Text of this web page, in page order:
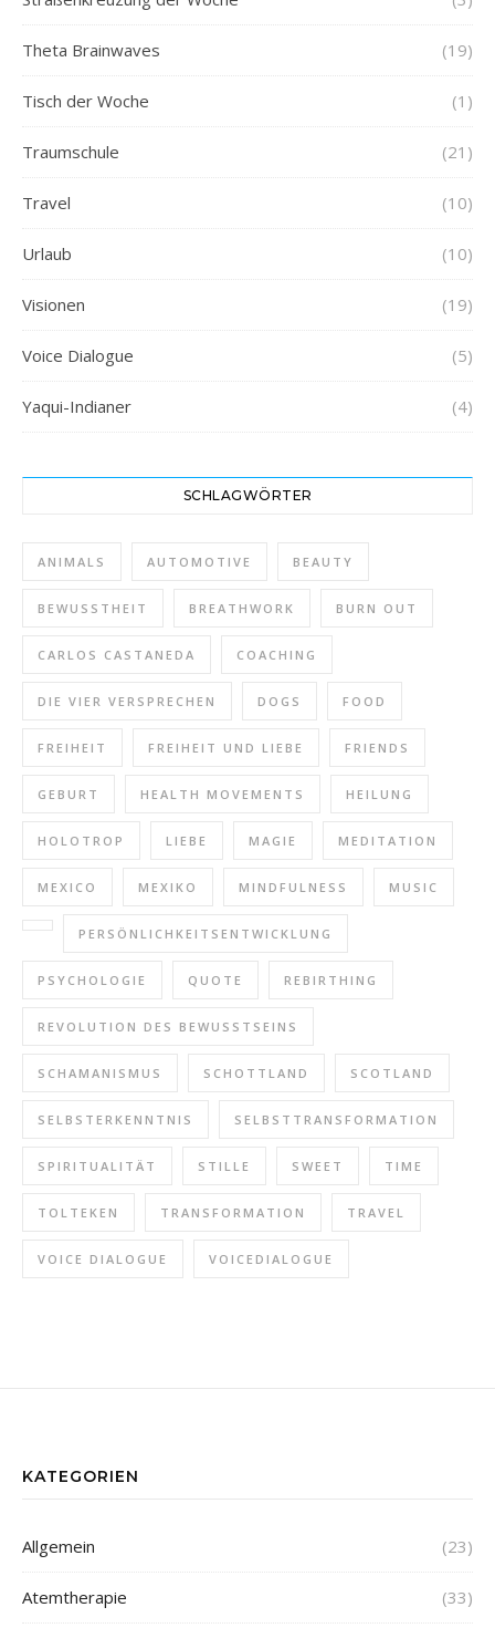
Theta Brainwaves (19)
Tisch der Woche (1)
Traumschule (21)
Travel (10)
Urlaub (10)
Visionen (19)
Voice Dialogue (5)
Yaqui-Indianer (4)
SCHLAGWÖRTER
ANIMALS AUTOMOTIVE BEAUTY
BEWUSSTHEIT BREATHWORK BURN OUT
CARLOS CASTANEDA COACHING
DIE VIER VERSPRECHEN DOGS FOOD
FREIHEIT FREIHEIT UND LIEBE FRIENDS
GEBURT HEALTH MOVEMENTS HEILUNG
HOLOTROP LIEBE MAGIE MEDITATION
MEXICO MEXIKO MINDFULNESS MUSIC
PERSÖNLICHKEITSENTWICKLUNG
PSYCHOLOGIE QUOTE REBIRTHING
REVOLUTION DES BEWUSSTSEINS
SCHAMANISMUS SCHOTTLAND SCOTLAND
SELBSTERKENNTNIS SELBSTTRANSFORMATION
SPIRITUALITÄT STILLE SWEET TIME
TOLTEKEN TRANSFORMATION TRAVEL
VOICE DIALOGUE VOICEDIALOGUE
KATEGORIEN
Allgemein (23)
Atemtherapie (33)